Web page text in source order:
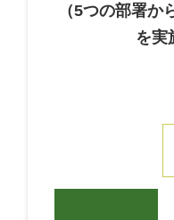
（5つの部署
を実